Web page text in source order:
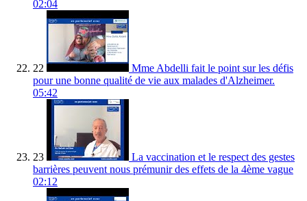
02:04
22
Mme Abdelli fait le point sur les défis
pour une bonne qualité de vie aux malades d'Alzheimer.
05:42
23
La vaccination et le respect des gestes
barrières peuvent nous prémunir des effets de la 4ème vague
02:12